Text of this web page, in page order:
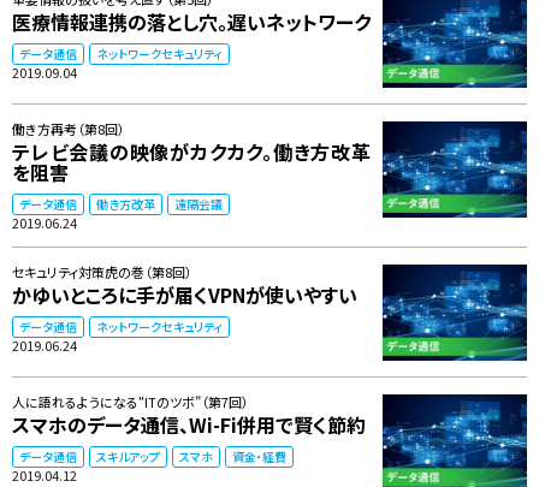
医療情報連携の落とし穴。遅いネットワーク
データ通信 ネットワークセキュリティ
2019.09.04
働き方再考（第8回）
テレビ会議の映像がカクカク。働き方改革
を阻害
データ通信 働き方改革 遠隔会議
2019.06.24
セキュリティ対策虎の巻（第8回）
かゆいところに手が届くVPNが使いやすい
データ通信 ネットワークセキュリティ
2019.06.24
人に語れるようになる“ITのツボ”（第7回）
スマホのデータ通信、Wi-Fi併用で賢く節約
データ通信 スキルアップ スマホ 資金・経費
2019.04.12